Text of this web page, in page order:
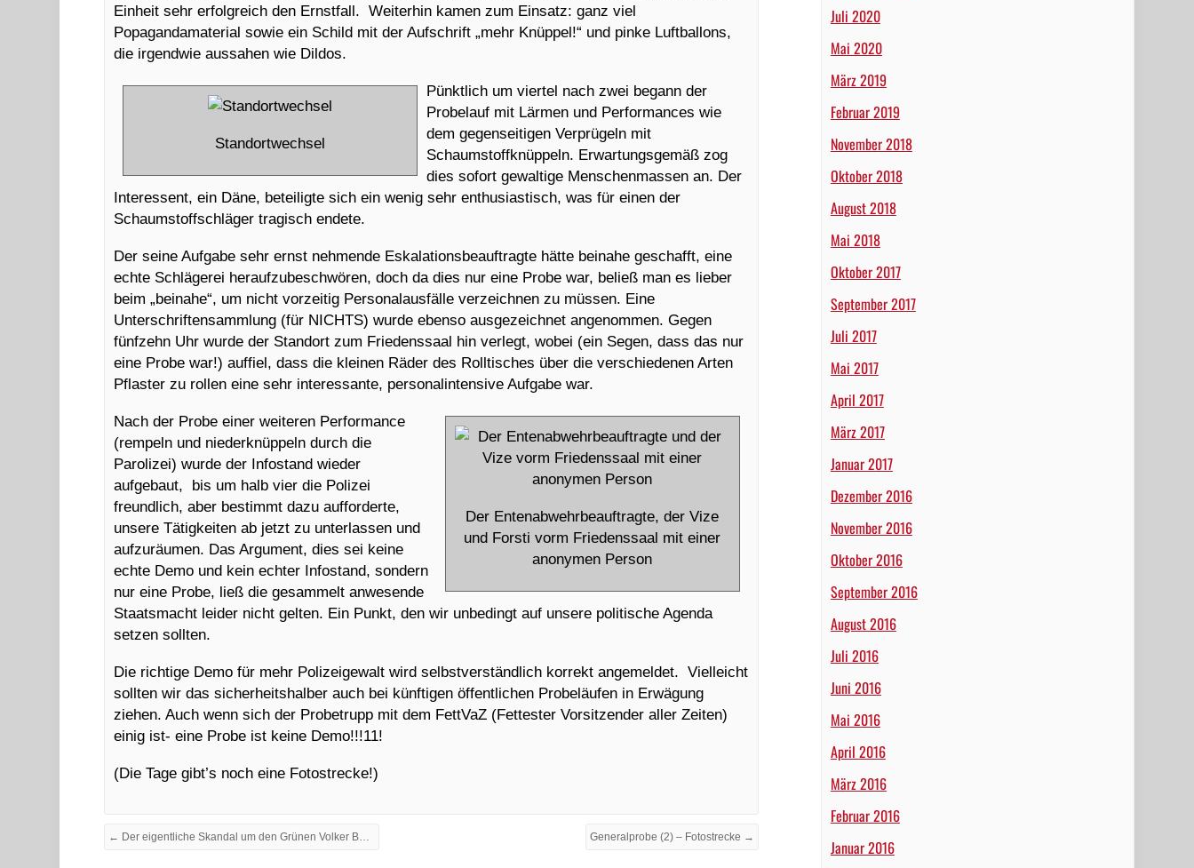
Juli 2020
Mai 2020
März 2019
Februar 2019
November 2018
Oktober 2018
August 2018
Mai 2018
Oktober 2017
September 2017
Juli 2017
Mai 2017
April 2017
März 2017
Januar 2017
Dezember 2016
November 2016
Oktober 2016
September 2016
August 2016
Juli 2016
Juni 2016
Mai 2016
April 2016
März 2016
Februar 2016
Januar 2016
Einheit sehr erfolgreich den Ernstfall. Weiterhin kamen zum Einsatz: ganz viel
Popagandamaterial sowie ein Schild mit der Aufschrift „mehr Knüppel!“ und pinke Luftballons,
die irgendwie aussahen wie Dildos.
Standortwechsel
Pünktlich um viertel nach zwei begann der
Probelauf mit Lärmen und Performances wie
dem gegenseitigen Verprügeln mit
Schaumstoffknüppeln. Erwartungsgemäß zog
dies sofort gewaltige Menschenmassen an. Der
Interessent, ein Däne, beteiligte sich ein wenig sehr enthusiastisch, was für einen der
Schaumstoffschläger tragisch endete.
Der seine Aufgabe sehr ernst nehmende Eskalationsbeauftragte hätte beinahe geschafft, eine
echte Schlägerei heraufzubeschwören, doch da dies nur eine Probe war, beließ man es lieber
beim „beinahe“, um nicht vorzeitig Personalausfälle verzeichnen zu müssen. Eine
Unterschriftensammlung (für NICHTS) wurde ebenso ausgezeichnet angenommen. Gegen
fünfzehn Uhr wurde der Standort zum Friedenssaal hin verlegt, wobei (ein Segen, dass das nur
eine Probe war!) auffiel, dass die kleinen Räder des Rolltisches über die verschiedenen Arten
Pflaster zu rollen eine sehr interessante, personalintensive Aufgabe war.
Der Entenabwehrbeauftragte, der Vize
und Forsti vorm Friedenssaal mit einer
anonymen Person
Nach der Probe einer weiteren Performance
(rempeln und niederknüppeln durch die
Parolizei) wurde der Infostand wieder
aufgebaut, bis um halb vier die Polizei
freundlich, aber bestimmt dazu aufforderte,
unsere Tätigkeiten ab jetzt zu unterlassen und
aufzuräumen. Das Argument, dies sei keine
echte Demo und kein echter Infostand, sondern
nur eine Probe, ließ die gesammelt anwesende
Staatsmacht leider nicht gelten. Ein Punkt, den wir unbedingt auf unsere politische Agenda
setzen sollten.
Die richtige Demo für mehr Polizeigewalt wird selbstverständlich korrekt angemeldet. Vielleicht
sollten wir das sicherheitshalber auch bei künftigen öffentlichen Probeläufen in Erwägung
ziehen. Auch wenn sich der Probetrupp mit dem FettVaZ (Fettester Vorsitzender aller Zeiten)
einig ist- eine Probe ist keine Demo!!!11!
(Die Tage gibt’s noch eine Fotostrecke!)
← Der eigentliche Skandal um den Grünen Volker Beck und die Hitlerdroge Generalprobe (2) – Fotostrecke →